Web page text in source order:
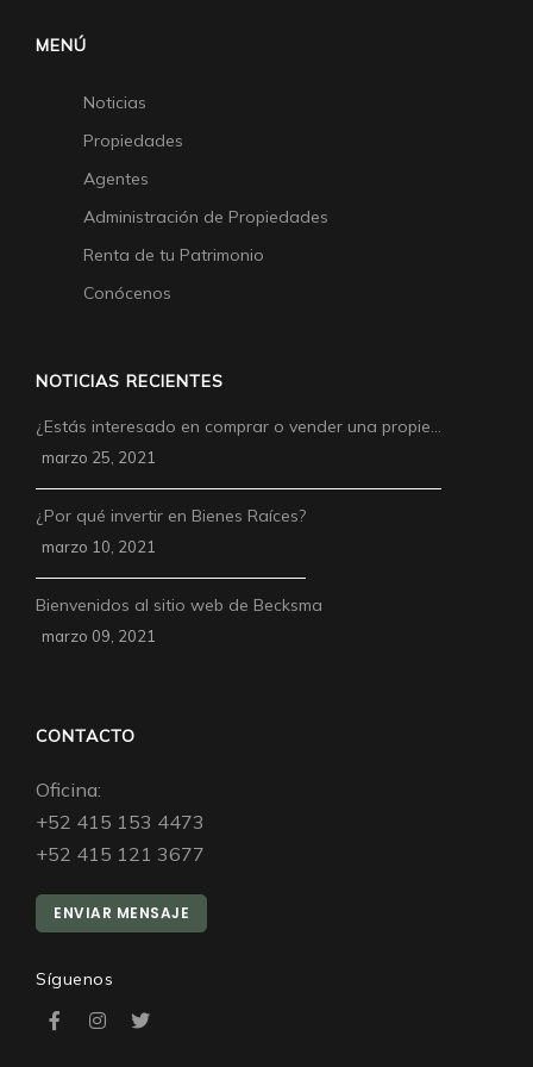
MENÚ
Noticias
Propiedades
Agentes
Administración de Propiedades
Renta de tu Patrimonio
Conócenos
NOTICIAS RECIENTES
¿Estás interesado en comprar o vender una propie…
marzo 25, 2021
¿Por qué invertir en Bienes Raíces?
marzo 10, 2021
Bienvenidos al sitio web de Becksma
marzo 09, 2021
CONTACTO
Oficina:
+52 415 153 4473
+52 415 121 3677
ENVIAR MENSAJE
Síguenos